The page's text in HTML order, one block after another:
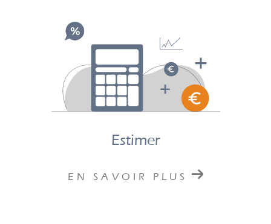
e votre bien immobilier à La Grande Motte
Remplissez simplement notre formulaire en ligne.
Nos équipes vous recontacteront rapidement.
Estimer
EN SAVOIR PLUS